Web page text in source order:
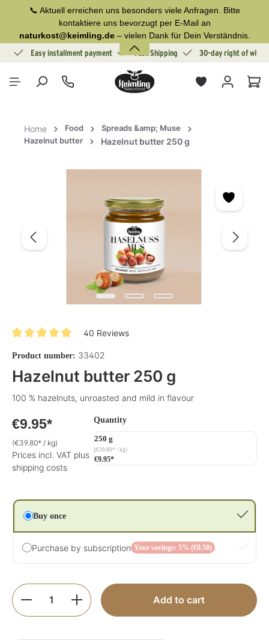
content📞 Aktuell erreichen uns besonders viele Anfragen. Bitte
kontaktiere uns bevorzugt per E-Mail an
naturkost@keimling.de– vielen Dank für Dein Verständnis.
Easy installment payment Fast Shipping 30-day right of
Home Food
Spreads &amp; Muse
Hazelnut butter
Hazelnut butter 250 g
40 Reviews
Product number: 33402
Hazelnut butter 250 g
100 % hazelnuts, unroasted and mild in flavour
€9.95*
(€39.80* / kg)
Prices incl. VAT plus
shipping costs
Select
Quantity
250 g
(€39.80* / kg)
€9.95*
Buy once
Purchase by subscription Your savings: 5% (€0.50)
Product Quantity: Enter the desired
Add to cart